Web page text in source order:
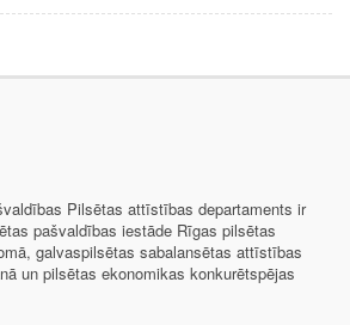
Pilsētas attīstības departaments ir
pašvaldības iestāde Rīgas pilsētas
galvaspilsētas sabalansētas attīstības
un pilsētas ekonomikas konkurētspējas